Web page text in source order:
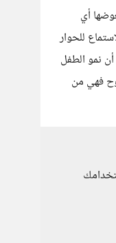
أي
للحوار
نمو الطفل
فهي من